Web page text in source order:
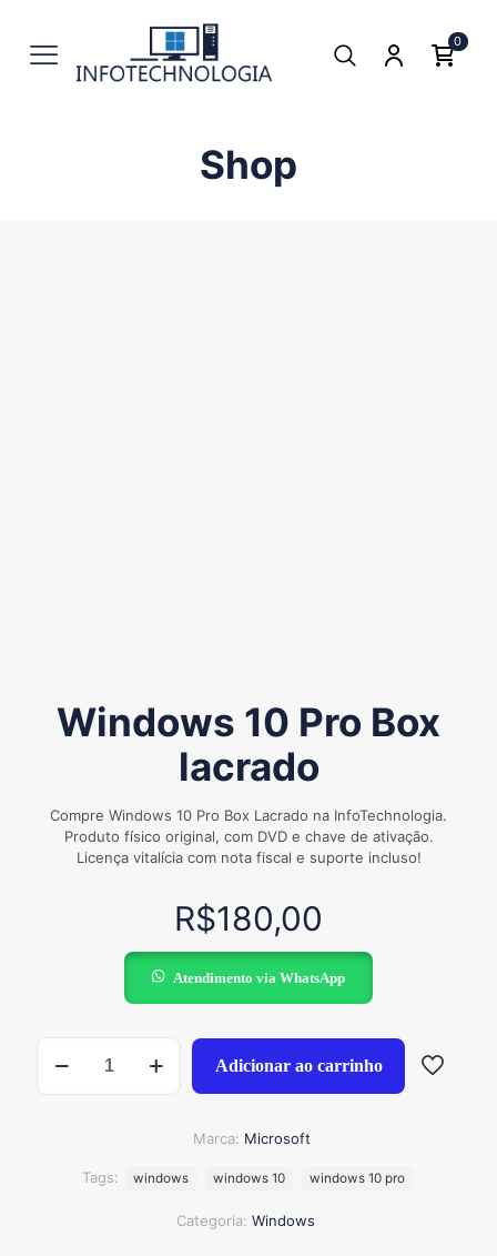
0
Shop
Windows 10 Pro Box
lacrado
Compre Windows 10 Pro Box Lacrado na InfoTechnologia.
Produto físico original, com DVD e chave de ativação.
Licença vitalícia com nota fiscal e suporte incluso!
R$180,00
Atendimento via WhatsApp
Pro
Adicionar ao carrinho
Categoria: Windows
Tags: windows windows 10 windows 10 pro
Marca: Microsoft